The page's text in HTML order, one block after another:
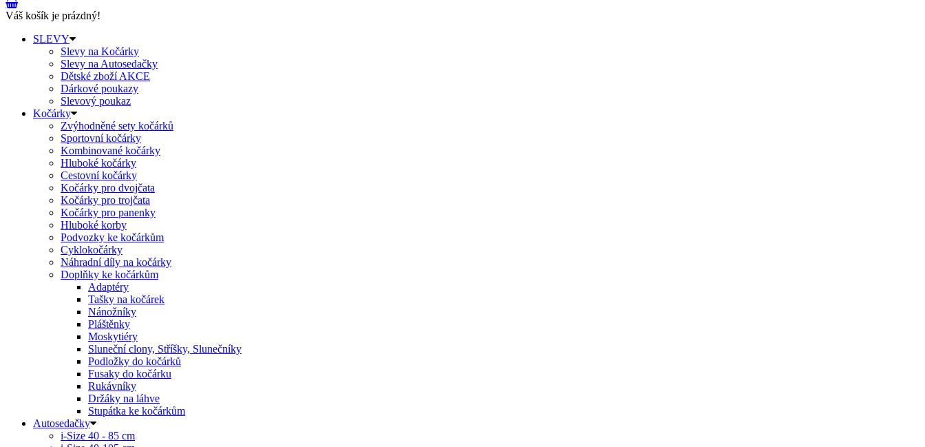
Váš košík je prázdný!
SLEVY
Slevy na Kočárky
Slevy na Autosedačky
Dětské zboží AKCE
Dárkové poukazy
Slevový poukaz
Kočárky
Zvýhodněné sety kočárků
Sportovní kočárky
Kombinované kočárky
Hluboké kočárky
Cestovní kočárky
Kočárky pro dvojčata
Kočárky pro trojčata
Kočárky pro panenky
Hluboké korby
Podvozky ke kočárkům
Cyklokočárky
Náhradní díly na kočárky
Doplňky ke kočárkům
Adaptéry
Tašky na kočárek
Nánožníky
Pláštěnky
Moskytiéry
Sluneční clony, Stříšky, Slunečníky
Podložky do kočárků
Fusaky do kočárku
Rukávníky
Držáky na láhve
Stupátka ke kočárkům
Autosedačky
i-Size 40 - 85 cm